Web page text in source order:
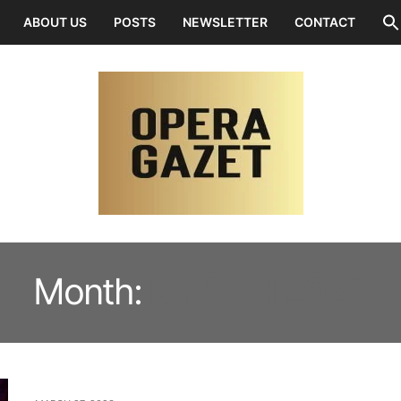
ABOUT US POSTS NEWSLETTER CONTACT
Month: